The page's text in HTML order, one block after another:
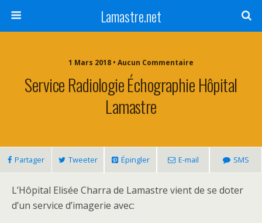
Lamastre.net
1 Mars 2018 • Aucun Commentaire
Service Radiologie Échographie Hôpital
Lamastre
Partager Tweeter Épingler E-mail SMS
L’Hôpital Elisée Charra de Lamastre vient de se doter
d’un service d’imagerie avec: